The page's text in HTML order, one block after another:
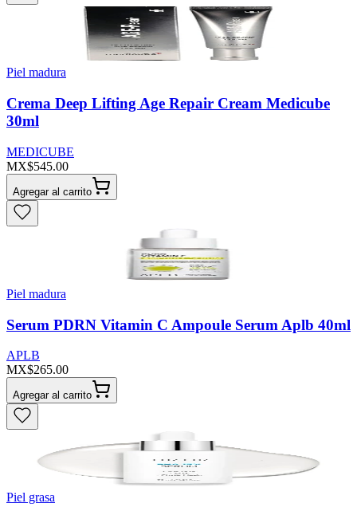
Piel madura
Crema Deep Lifting Age Repair Cream Medicube
30ml
MEDICUBE
MX$545.00
Agregar al carrito
Piel madura
Serum PDRN Vitamin C Ampoule Serum Aplb 40ml
APLB
MX$265.00
Agregar al carrito
Piel grasa